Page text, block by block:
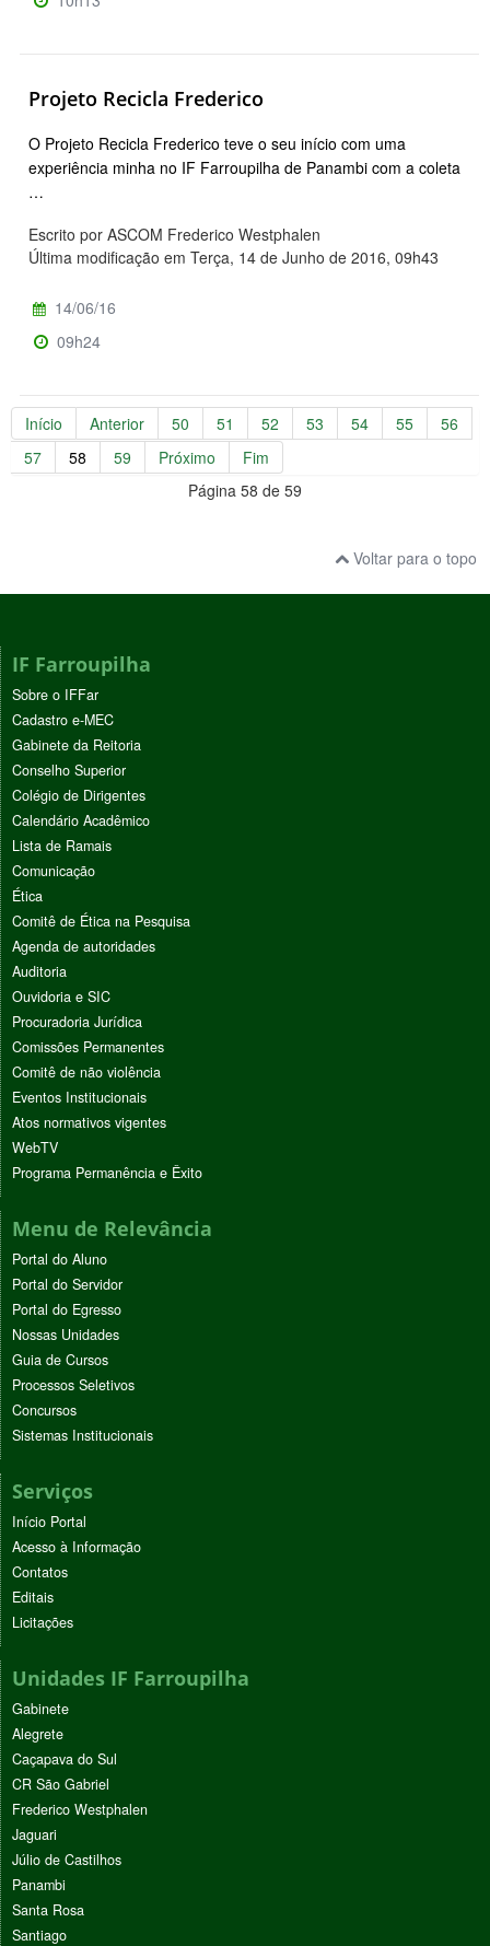
Projeto Recicla Frederico
O Projeto Recicla Frederico teve o seu início com uma
experiência minha no IF Farroupilha de Panambi com a coleta
…
Escrito por ASCOM Frederico Westphalen
Última modificação em Terça, 14 de Junho de 2016, 09h43
14/06/16
09h24
Início Anterior 50 51 52 53 54 55
56
57
58 59 Próximo
Fim
Página 58 de 59
Voltar para o topo
IF Farroupilha
Sobre o IFFar
Cadastro e-MEC
Gabinete da Reitoria
Conselho Superior
Colégio de Dirigentes
Calendário Acadêmico
Lista de Ramais
Comunicação
Ética
Comitê de Ética na Pesquisa
Agenda de autoridades
Auditoria
Ouvidoria e SIC
Procuradoria Jurídica
Comissões Permanentes
Comitê de não violência
Eventos Institucionais
Atos normativos vigentes
WebTV
Programa Permanência e Êxito
Menu de Relevância
Portal do Aluno
Portal do Servidor
Portal do Egresso
Nossas Unidades
Guia de Cursos
Processos Seletivos
Concursos
Sistemas Institucionais
Serviços
Início Portal
Acesso à Informação
Contatos
Editais
Licitações
Unidades IF Farroupilha
Gabinete
Alegrete
Caçapava do Sul
CR São Gabriel
Frederico Westphalen
Jaguari
Júlio de Castilhos
Panambi
Santa Rosa
Santiago